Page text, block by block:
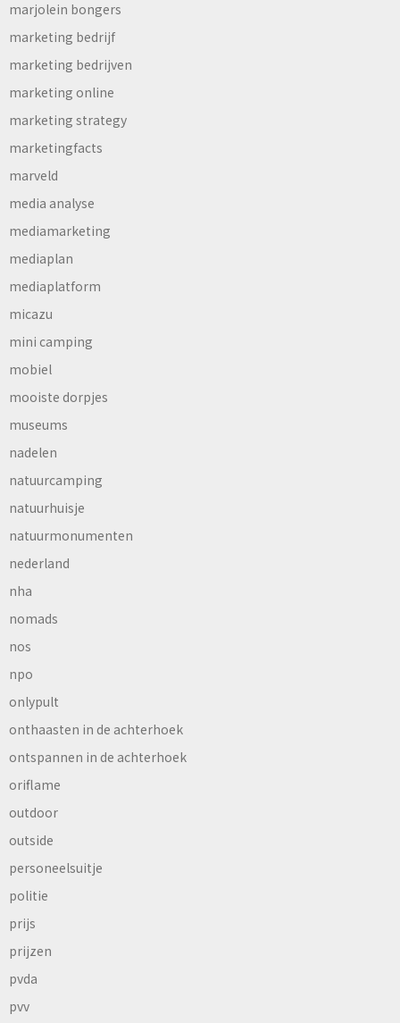
marjolein bongers
marketing bedrijf
marketing bedrijven
marketing online
marketing strategy
marketingfacts
marveld
media analyse
mediamarketing
mediaplan
mediaplatform
micazu
mini camping
mobiel
mooiste dorpjes
museums
nadelen
natuurcamping
natuurhuisje
natuurmonumenten
nederland
nha
nomads
nos
npo
onlypult
onthaasten in de achterhoek
ontspannen in de achterhoek
oriflame
outdoor
outside
personeelsuitje
politie
prijs
prijzen
pvda
pvv